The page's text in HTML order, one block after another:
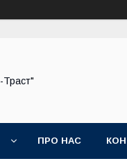
Траст"
ПРО НАС